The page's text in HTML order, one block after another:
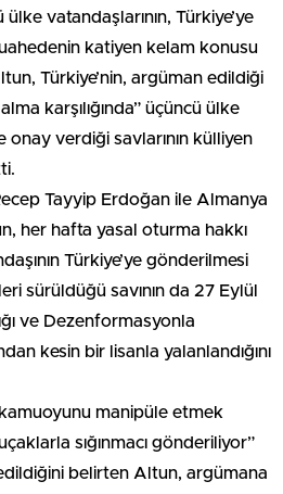
vatandaşlarının, Türkiye’ye
katiyen kelam konusu
Türkiye’nin, argüman edildiği
karşılığında” üçüncü ülke
onay verdiği savlarının külliyen
Tayyip Erdoğan ile Almanya
her hafta yasal oturma hakkı
Türkiye’ye gönderilmesi
sürüldüğü savının da 27 Eylül
ve Dezenformasyonla
kesin bir lisanla yalanlandığını
manipüle etmek
sığınmacı gönderiliyor”
belirten Altun, argümana